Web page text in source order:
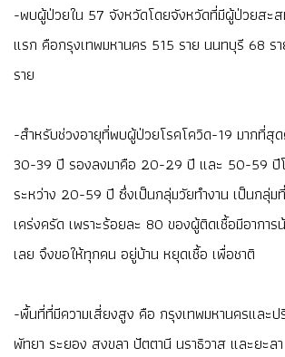
-พบผู้ป่วยใน 57 จังหวัดโดยจังหวัดที่มีผู้ป่วยสะ
แรก คือกรุงเทพมหานคร 515 ราย นนทบุรี 68 ร
ราย
-สำหรับช่วงอายุที่พบผู้ป่วยโรคโควิด-19 มากที่สุ
30-39 ปี รองลงมาคือ 20-29 ปี และ 50-59 ปี
ระหว่าง 20-59 ปี ซึ่งเป็นกลุ่มวัยทำงาน เป็นกลุ่ม
เคร่งครัด เพราะร้อยละ 80 ของผู้ติดเชื้อมีอาการ
เลย จึงขอให้ทุกคน อยู่บ้าน หยุดเชื้อ เพื่อชาติ
-พื้นที่ที่มีความเสี่ยงสูง คือ กรุงเทพมหานครและ
พัทยา ระยอง สงขลา ปัตตานี นราธิวาส และยะลา